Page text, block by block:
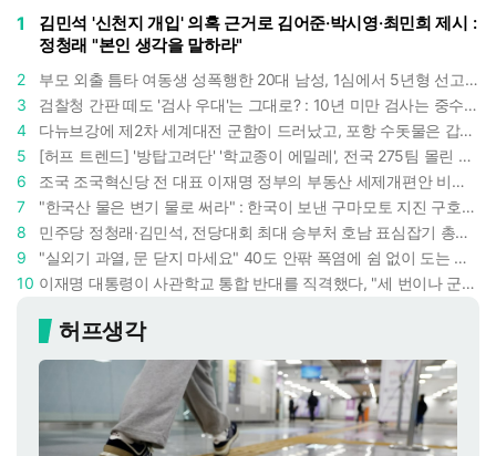
1
김민석 '신천지 개입' 의혹 근거로 김어준·박시영·최민희 제시 :
정청래 "본인 생각을 말하라"
2
부모 외출 틈타 여동생 성폭행한 20대 남성, 1심에서 5년형 선고 : 친족 간 '암수범죄'의 심각성
3
검찰청 간판 떼도 '검사 우대'는 그대로? : 10년 미만 검사는 중수청 4급 수사관으로 직행한다
4
다뉴브강에 제2차 세계대전 군함이 드러났고, 포항 수돗물은 갑자기 짜졌다 : 폭염·가뭄이 만든 낯선 풍경
5
[허프 트렌드] '방탑고려단' '학교종이 에밀레', 전국 275팀 몰린 2026년 국립중앙박물관 분장대회 : 숨은 실력자들 나온다
6
조국 조국혁신당 전 대표 이재명 정부의 부동산 세제개편안 비판했다 : '공공주택 대전환' 촉구
7
"한국산 물은 변기 물로 써라" : 한국이 보낸 구마모토 지진 구호품에 한 일본인이 보인 반응
8
민주당 정청래·김민석, 전당대회 최대 승부처 호남 표심잡기 총력 : 격차 10%p 안이냐, 밖이냐
9
"실외기 과열, 문 닫지 마세요" 40도 안팎 폭염에 쉼 없이 도는 에어컨 : 화재 위험 경고등!
10
이재명 대통령이 사관학교 통합 반대를 직격했다, "세 번이나 군사 쿠데타 했는데 압도적 지위"
허프생각